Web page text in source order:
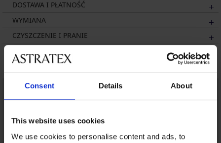
Consent Details About
This website uses cookies
We use cookies to personalise content and ads, to
DOSTAWA I PŁATNOŚĆ
WYMIANA
CZYSZCZENIE I PRANIE
Może Ci się spodobać